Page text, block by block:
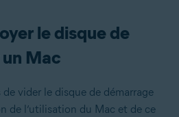
le disque de
Mac
de vider le disque de démarrage
de l’utilisation du Mac et de ce